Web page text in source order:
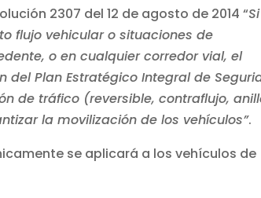
2307 del 12 de agosto de 2014 “
flujo vehicular o situaciones de
o en cualquier corredor vial, el
del Plan Estratégico Integral de
de tráfico (reversible, contraflujo,
la movilización de los vehículos”.
se aplicará a los vehículos de